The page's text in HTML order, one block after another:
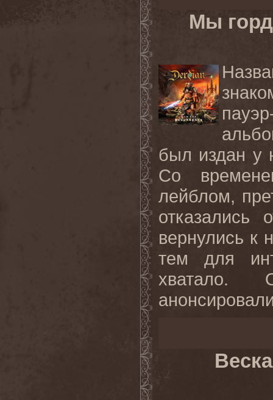
Мы
был издан у
Со
лейблом,
отказались
вернулись к
тем для
хватало.